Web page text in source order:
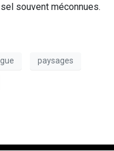
souvent méconnues.
paysages